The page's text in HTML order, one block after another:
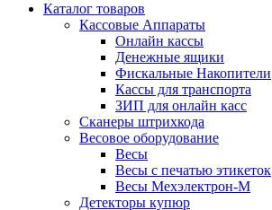
Каталог товаров
Кассовые Аппараты
Онлайн кассы
Денежные ящики
Фискальные Накопители
Кассы для транспорта
ЗИП для онлайн касс
Сканеры штрихкода
Весовое оборудование
Весы
Весы с печатью этикеток
Весы Мехэлектрон-М
Детекторы купюр